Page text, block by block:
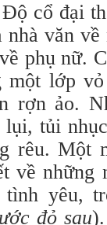
cổ đại
văn
phụ nữ.
lớp
rợn ảo.
tủi
rêu. Một
về những
yêu,
đỏ sau